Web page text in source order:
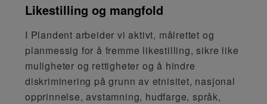
Likestilling og mangfold
I Plandent arbeider vi aktivt, målrettet og
planmessig for å fremme likestilling, sikre like
muligheter og rettigheter og å hindre
diskriminering på grunn av etnisitet, nasjonal
opprinnelse, avstamning, hudfarge, språk,